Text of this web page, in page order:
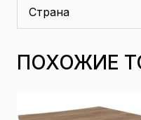
Страна
ПОХОЖИЕ